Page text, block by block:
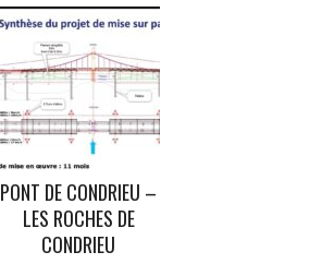
PONT DE CONDRIEU –
LES ROCHES DE
CONDRIEU